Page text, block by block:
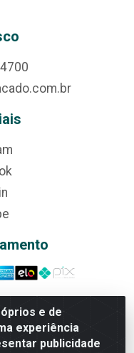
e de
experiência
publicidade
nº 3860, Jardim das
- CEP 75070-415 -